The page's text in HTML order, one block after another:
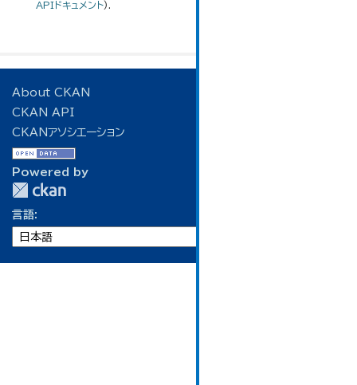
APIドキュメント).
About CKAN
CKAN API
CKANアソシエーション
Powered by
言語